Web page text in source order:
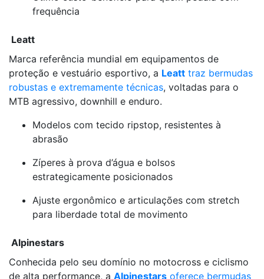
frequência
Leatt
Marca referência mundial em equipamentos de
proteção e vestuário esportivo, a Leatt traz bermudas
robustas e extremamente técnicas, voltadas para o
MTB agressivo, downhill e enduro.
Modelos com tecido ripstop, resistentes à
abrasão
Zíperes à prova d’água e bolsos
estrategicamente posicionados
Ajuste ergonômico e articulações com stretch
para liberdade total de movimento
Alpinestars
Conhecida pelo seu domínio no motocross e ciclismo
de alta performance, a Alpinestars oferece bermudas